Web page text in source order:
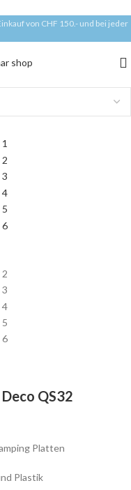
von CHF 150.- und bei jeder
QS32
Platten
Plastik